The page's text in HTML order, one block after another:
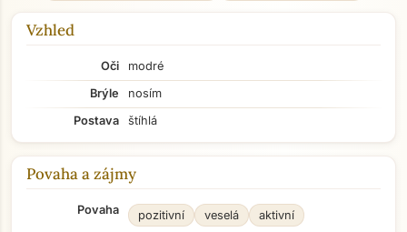
Vzhled
Oči
modré
Brýle
nosím
Postava
štíhlá
Povaha a zájmy
Povaha pozitivní veselá aktivní